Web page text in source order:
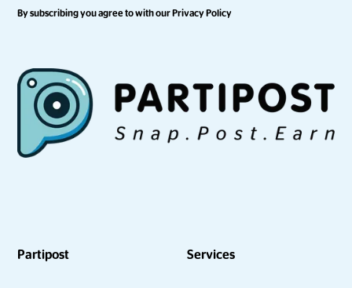
By subscribing you agree to with ourPrivacy Policy
Partipost Services